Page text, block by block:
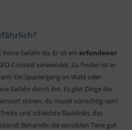
Gefahr da. Er ist ein erfundener
Contest verwendet. Zu finden ist er
Ein Spaziergang im Wald oder
Gefahr durch ihn. Es gibt Dinge die
stören, du musst vorsichtig sein!
und schlechte Backlinks, das
Behandle die sensiblen Tiere gut